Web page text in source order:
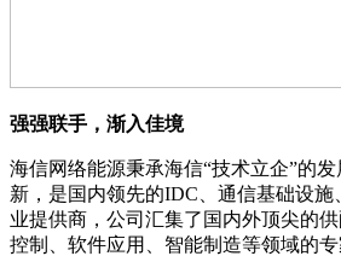
强强联手，渐入佳境
海信网络能源秉承海信“技术立企”的
新，是国内领先的IDC、通信基础设
业提供商，公司汇集了国内外顶尖的
控制、软件应用、智能制造等领域的